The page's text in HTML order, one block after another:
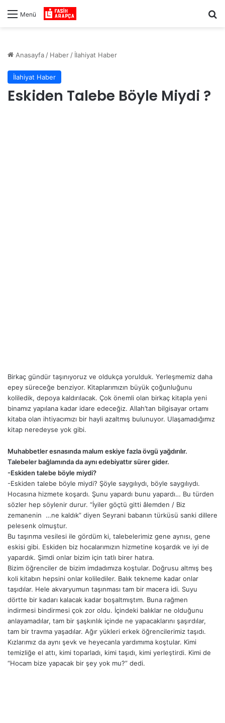
Menü
Anasayfa / Haber / İlahiyat Haber
İlahiyat Haber
Eskiden Talebe Böyle Miydi ?
Birkaç gündür taşınıyoruz ve oldukça yorulduk. Yerleşmemiz daha
epey süreceğe benziyor. Kitaplarımızın büyük çoğunluğunu
koliledik, depoya kaldırılacak. Çok önemli olan birkaç kitapla yeni
binamız yapılana kadar idare edeceğiz. Allah’tan bilgisayar ortamı
kitaba olan ihtiyacımızı bir hayli azaltmış bulunuyor. Ulaşamadığımız
kitap neredeyse yok gibi.
Muhabbetler esnasında malum eskiye fazla övgü yağdırılır.
Talebeler bağlamında da aynı edebiyattır sürer gider.
-Eskiden talebe böyle miydi?
-Eskiden talebe böyle miydi? Şöyle saygılıydı, böyle saygılıydı.
Hocasına hizmete koşardı. Şunu yapardı bunu yapardı… Bu türden
sözler hep söylenir durur. “İyiler göçtü gitti âlemden / Biz
zemanenin …ne kaldık” diyen Seyrani babanın türküsü sanki dillere
pelesenk olmuştur.
Bu taşınma vesilesi ile gördüm ki, talebelerimiz gene aynısı, gene
eskisi gibi. Eskiden biz hocalarımızın hizmetine koşardık ve iyi de
yapardık. Şimdi onlar bizim için tatlı birer hatıra.
Bizim öğrenciler de bizim imdadımıza koştular. Doğrusu altmış beş
koli kitabın hepsini onlar kolilediler. Balık tekneme kadar onlar
taşıdılar. Hele akvaryumun taşınması tam bir macera idi. Suyu
dörtte bir kadarı kalacak kadar boşaltmıştım. Buna rağmen
indirmesi bindirmesi çok zor oldu. İçindeki balıklar ne olduğunu
anlayamadılar, tam bir şaşkınlık içinde ne yapacaklarını şaşırdılar,
tam bir travma yaşadılar. Ağır yükleri erkek öğrencilerimiz taşıdı.
Kızlarımız da aynı şevk ve heyecanla yardımıma koştular. Kimi
temizliğe el attı, kimi toparladı, kimi taşıdı, kimi yerleştirdi. Kimi de
“Hocam bize yapacak bir şey yok mu?” dedi.